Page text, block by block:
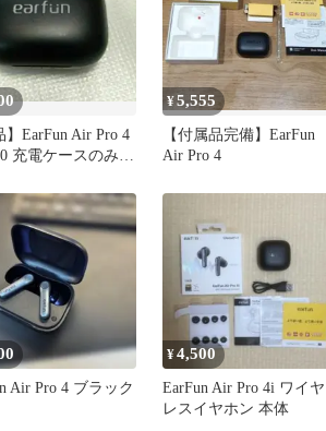
】EarFun Air Pro 4
充電ケースのみ
¥5,555
【付属品完備】EarFun
Air Pro 4
Air Pro 4 ブラック
¥4,500
EarFun Air Pro 4i ワイヤ
レスイヤホン 本体